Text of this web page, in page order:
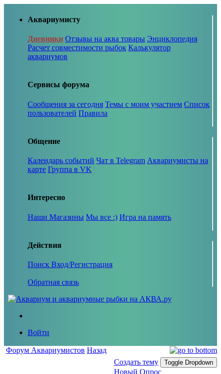
Аквариумисту
Дневники Отзывы на аква товары Энциклопедия
Расчет совместимости рыбок Калькулятор
аквариумов
Сервисы форума
Сообщения за сегодня Темы с моим участием Список
пользователей Правила
Общение
Календарь событий Чат в Telegram Аквариумисты на
карте Группа в VK
Интересно
Наши Магазины Мы все :) Игра на память
Действия
Поиск Вход/Регистрация
Обратная связь
Войти
Форум Аквариумистов Назад
Создать тему
Toggle Dropdown
Новый Опрос